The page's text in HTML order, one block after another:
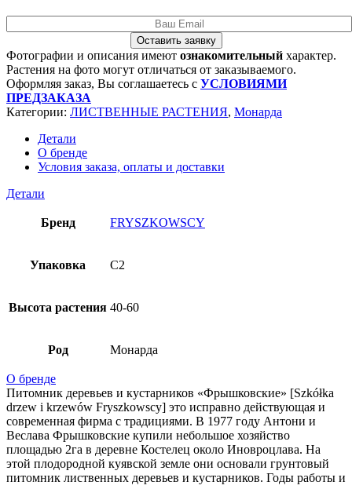
Оставить заявку
Фотографии и описания имеют ознакомительный характер.
Растения на фото могут отличаться от заказываемого.
Оформляя заказ, Вы соглашаетесь с УСЛОВИЯМИ
ПРЕДЗАКАЗА
Категории: ЛИСТВЕННЫЕ РАСТЕНИЯ, Монарда
Детали
О бренде
Условия заказа, оплаты и доставки
Детали
Бренд FRYSZKOWSCY
Упаковка C2
Высота растения 40-60
Род Монарда
О бренде
Питомник деревьев и кустарников «Фрышковские» [Szkółka
drzew i krzewów Fryszkowscy] это исправно действующая и
современная фирма с традициями. В 1977 году Антони и
Веслава Фрышковские купили небольшое хозяйство
площадью 2га в деревне Костелец около Иновроцлава. На
этой плодородной куявской земле они основали грунтовый
питомник лиственных деревьев и кустарников. Годы работы и